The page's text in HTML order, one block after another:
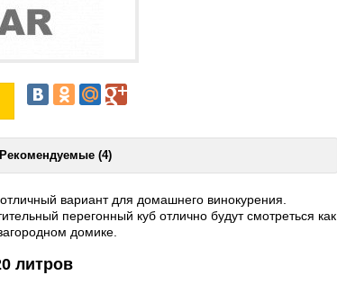
Рекомендуемые (4)
вариант для домашнего винокурения.
перегонный куб отлично будут смотреться как
домике.
литров